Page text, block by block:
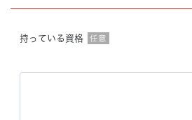
持っている資格 任意